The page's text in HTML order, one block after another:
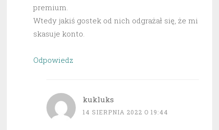
premium.
Wtedy jakiś gostek od nich odgrażał się, że mi
skasuje konto.
Odpowiedz
kukluks
14 SIERPNIA 2022 O 19:44